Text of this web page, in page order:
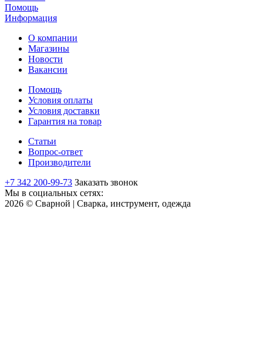
Помощь
Информация
О компании
Магазины
Новости
Вакансии
Помощь
Условия оплаты
Условия доставки
Гарантия на товар
Статьи
Вопрос-ответ
Производители
+7 342 200-99-73 Заказать звонок
Мы в социальных сетях:
2026 © Сварной | Сварка, инструмент, одежда